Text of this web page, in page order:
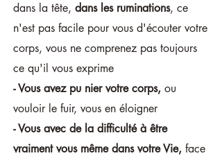
dans la tête, dans les ruminations, ce
n'est pas facile pour vous d'écouter votre
corps, vous ne comprenez pas toujours
ce qu'il vous exprime
- Vous avez pu nier votre corps, ou
vouloir le fuir, vous en éloigner
- Vous avec de la difficulté à être
vraiment vous même dans votre Vie, face